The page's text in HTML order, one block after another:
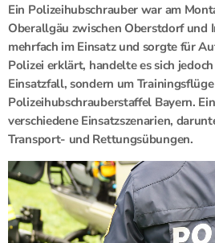
Ein Polizeihubschrauber war am
Oberallgäu zwischen Oberstdorfund
mehrfach im Einsatz und sorgte für
Polizei erklärt, handelte es sich
Einsatzfall, sondern um
Polizeihubschrauberstaffel Bayern.
verschiedene Einsatzszenarien,
Transport- und Rettungsübungen.